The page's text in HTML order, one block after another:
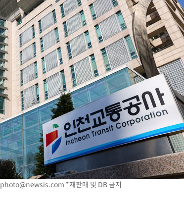
photo@newsis.com *재판매 및 DB 금지